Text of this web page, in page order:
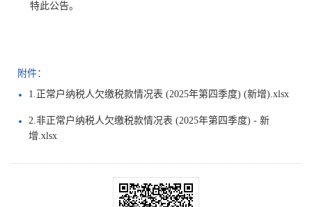
特此公告。
附件：
1.正常户纳税人欠缴税款情况表 (2025年第四季度) (新增).xlsx
2.非正常户纳税人欠缴税款情况表 (2025年第四季度) - 新
增.xlsx